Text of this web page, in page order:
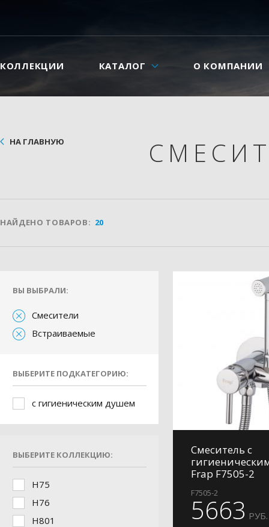
КОЛЛЕКЦИИ КАТАЛОГ О КОМПАНИИ
НА ГЛАВНУЮ
НАЙДЕНО ТОВАРОВ: 20
ВЫ ВЫБРАЛИ:
Смесители
Встраиваемые
ВЫБЕРИТЕ ПОДКАТЕГОРИЮ:
с гигиеническим душем
ВЫБЕРИТЕ КОЛЛЕКЦИЮ:
H75
H76
H801
Смеситель с
Frap F7505-2
F7505-2
5663 РУБ.